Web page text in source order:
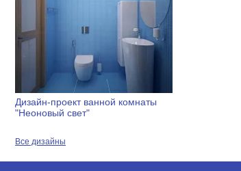
Дизайн-проект ванной комнаты
"Неоновый свет"
Все дизайны